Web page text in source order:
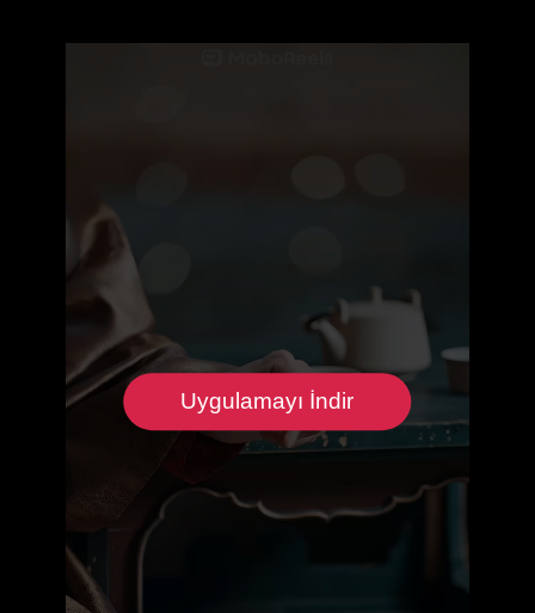
Uygulamayı İndir